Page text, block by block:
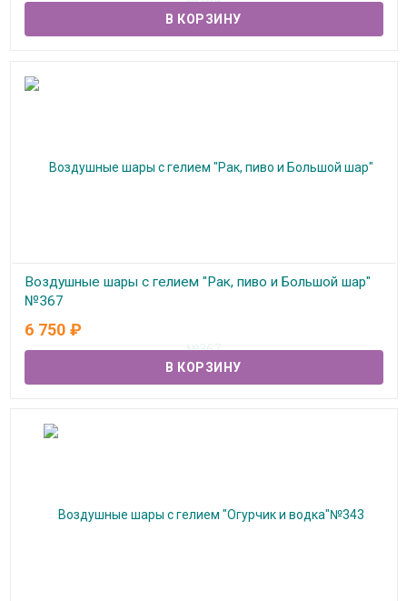
Воздушные шары с гелием "Рак, пиво и Большой шар"
№367
В наличии
6 750 ₽